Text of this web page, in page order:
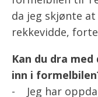
da jeg skjønte
rekkevidde,
Kan du dra
inn i
- Jeg har